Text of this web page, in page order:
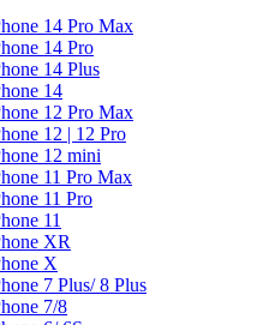
14 Pro Max
14 Pro
14 Plus
14
12 Pro Max
12 | 12 Pro
12 mini
11 Pro Max
11 Pro
11
XR
X
7 Plus/ 8 Plus
7/8